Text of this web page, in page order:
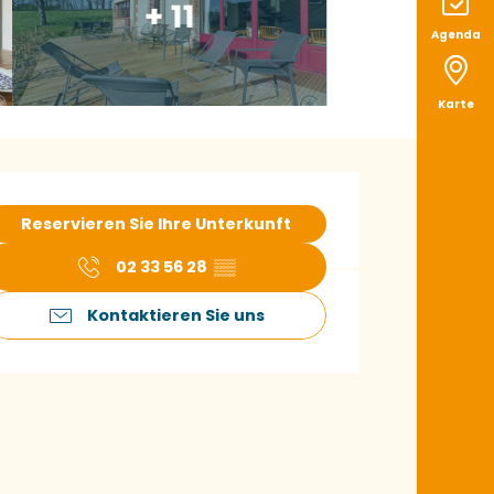
Agenda
Karte
+ 11
&
Reservieren Sie Ihre Unterkunft
02 33 56 28 ▒▒
Kontaktieren Sie uns